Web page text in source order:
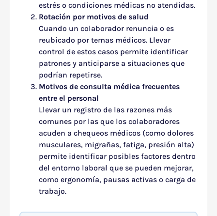
estrés o condiciones médicas no atendidas.
Rotación por motivos de salud
Cuando un colaborador renuncia o es
reubicado por temas médicos. Llevar
control de estos casos permite identificar
patrones y anticiparse a situaciones que
podrían repetirse.
Motivos de consulta médica frecuentes
entre el personal
Llevar un registro de las razones más
comunes por las que los colaboradores
acuden a chequeos médicos (como dolores
musculares, migrañas, fatiga, presión alta)
permite identificar posibles factores dentro
del entorno laboral que se pueden mejorar,
como ergonomía, pausas activas o carga de
trabajo.